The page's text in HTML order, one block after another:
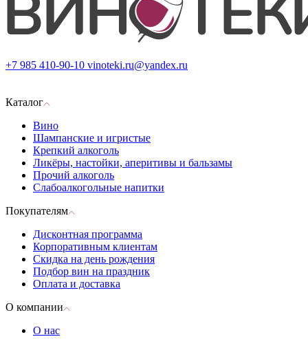
+7 985 410-90-10 vinoteki.ru@yandex.ru
Каталог
Вино
Шампанские и игристые
Крепкий алкоголь
Ликёры, настойки, аперитивы и бальзамы
Прочий алкоголь
Слабоалкогольные напитки
Покупателям
Дисконтная программа
Корпоративным клиентам
Скидка на день рождения
Подбор вин на праздник
Оплата и доставка
О компании
О нас